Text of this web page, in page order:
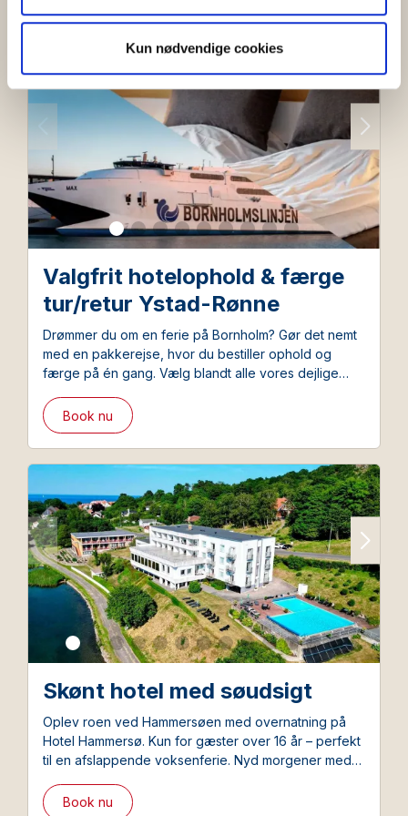
analysepartnere. Vores partnere kan kombinere disse
data med andre oplysninger, du har givet dem, eller som
de har indsamlet fra din brug af deres tjenester.
Kun nødvendige cookies
Valgfrit hotelophold & færge
tur/retur Ystad-Rønne
Drømmer du om en ferie på Bornholm? Gør det nemt
med en pakkerejse, hvor du bestiller ophold og
færge på én gang. Vælg blandt alle vores dejlige
pakkerejsebillet fra Bornholmslinjen.
Book nu
Skønt hotel med søudsigt
Oplev roen ved Hammersøen med overnatning på
Hotel Hammersø. Kun for gæster over 16 år – perfekt
til en afslappende voksenferie. Nyd morgener med
smukke vandreruter. Færgebillet tur/retur til Bornholm
Book nu